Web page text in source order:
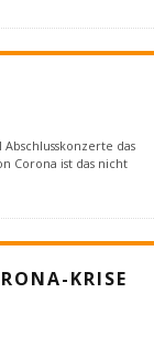
das
Corona ist das nicht
KRISE